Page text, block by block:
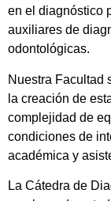
en el diagnóstico
auxiliares de
odontológicas.
Nuestra Facultad
la creación de
complejidad de
condiciones de
académica y
La Cátedra de